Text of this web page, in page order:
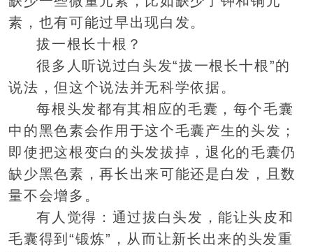
素，也有可能过早出现白发。
拔一根长十根？
很多人听说过白头发“拔一根长十根”的
说法，但这个说法并无科学依据。
每根头发都有其相应的毛囊，每个毛囊
中的黑色素会作用于这个毛囊产生的头发；
即使把这根变白的头发拔掉，退化的毛囊仍
缺少黑色素，再长出来可能还是白发，且数
量不会增多。
有人觉得：通过拔白头发，能让头皮和
毛囊得到“锻炼”，从而让新长出来的头发重